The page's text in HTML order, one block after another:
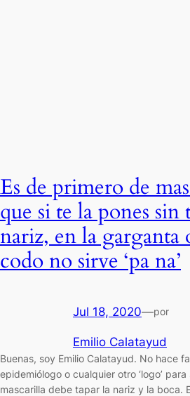
Es de primero de
que si te la pones sin
nariz, en la garganta
codo no sirve ‘pa na’
Jul 18, 2020—por
Emilio Calatayud
Buenas, soy Emilio Calatayud. No hace
epidemiólogo o cualquier otro ‘logo’
mascarilla debe tapar la nariz y la boca.